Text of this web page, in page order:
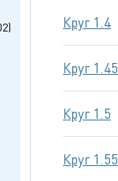
Круг 1.4
Круг 1.45
Круг 1.5
Круг 1.55